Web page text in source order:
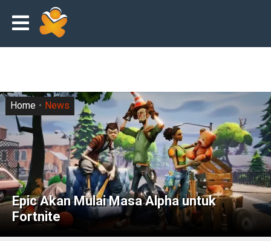
Epic Akan Mulai Masa Alpha untuk
Fortnite
Home News